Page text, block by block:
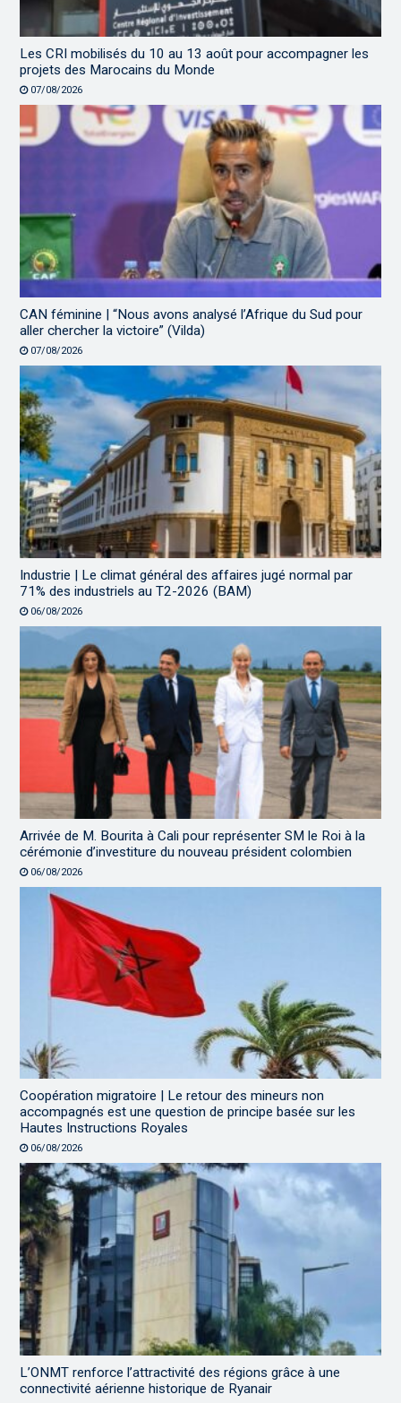
Les CRI mobilisés du 10 au 13 août pour accompagner les
projets des Marocains du Monde
07/08/2026
CAN féminine | “Nous avons analysé l’Afrique du Sud pour
aller chercher la victoire” (Vilda)
07/08/2026
Industrie | Le climat général des affaires jugé normal par
71% des industriels au T2-2026 (BAM)
06/08/2026
Arrivée de M. Bourita à Cali pour représenter SM le Roi à la
cérémonie d’investiture du nouveau président colombien
06/08/2026
Coopération migratoire | Le retour des mineurs non
accompagnés est une question de principe basée sur les
Hautes Instructions Royales
06/08/2026
L’ONMT renforce l’attractivité des régions grâce à une
connectivité aérienne historique de Ryanair